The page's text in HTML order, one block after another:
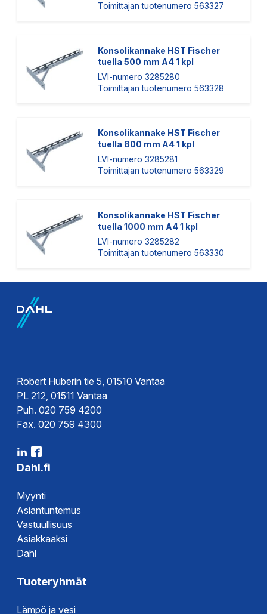
Toimittajan tuotenumero 563327
Konsolikannake HST Fischer
tuella 500 mm A4 1 kpl
LVI-numero 3285280
Toimittajan tuotenumero 563328
Konsolikannake HST Fischer
tuella 800 mm A4 1 kpl
LVI-numero 3285281
Toimittajan tuotenumero 563329
Konsolikannake HST Fischer
tuella 1000 mm A4 1 kpl
LVI-numero 3285282
Toimittajan tuotenumero 563330
Robert Huberin tie 5, 01510 Vantaa
PL 212, 01511 Vantaa
Puh. 020 759 4200
Fax. 020 759 4300
Dahl.fi
Myynti
Asiantuntemus
Vastuullisuus
Asiakkaaksi
Dahl
Tuoteryhmät
Lämpö ja vesi